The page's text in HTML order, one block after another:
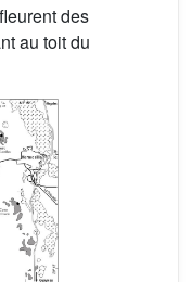
des
au toit du